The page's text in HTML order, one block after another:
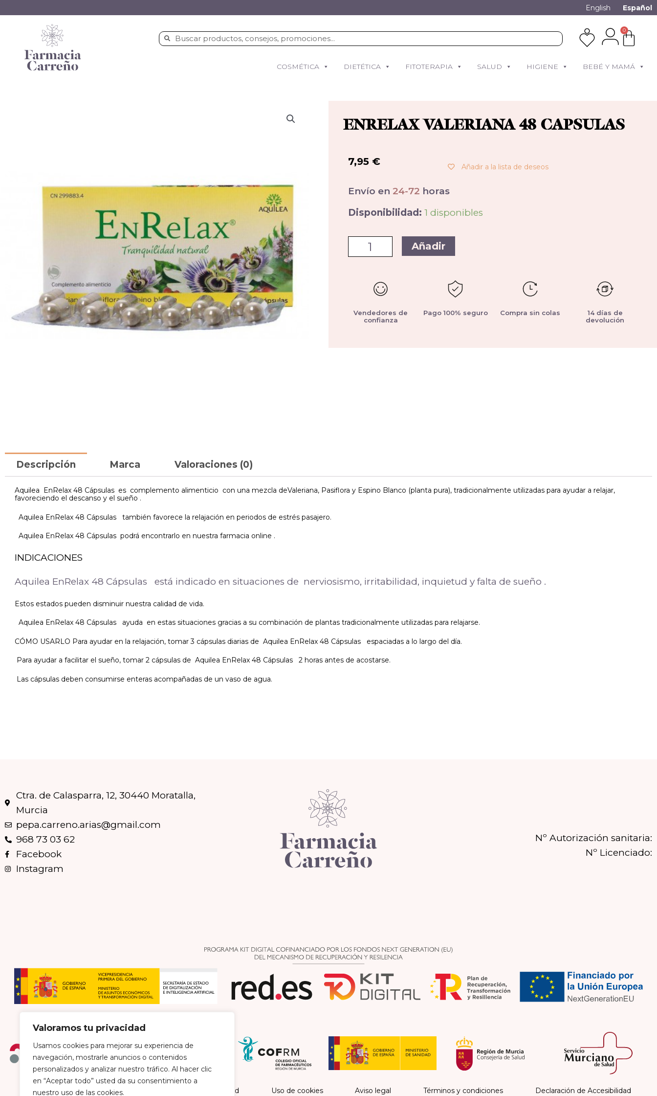
Valoramos tu privacidad
Usamos cookies para mejorar su experiencia de
navegación, mostrarle anuncios o contenidos
personalizados y analizar nuestro tráfico. Al hacer clic
en “Aceptar todo” usted da su consentimiento a
nuestro uso de las cookies.
English Español
0
COSMÉTICA DIETÉTICA FITOTERAPIA SALUD HIGIENE BEBÉ Y MAMÁ
ENRELAX VALERIANA 48 CAPSULAS
7,95 € Añadir a la lista de deseos
Envío en 24-72 horas
Disponibilidad: 1 disponibles
Añadir
Vendedores de
confianza
Pago 100% seguro Compra sin colas
14 días de
devolución
Descripción Marca Valoraciones (0)
Aquilea EnRelax 48 Cápsulas es complemento alimenticio con una mezcla deValeriana, Pasiflora y Espino Blanco (planta pura), tradicionalmente utilizadas para ayudar a relajar,
favoreciendo el descanso y el sueño .
Aquilea EnRelax 48 Cápsulas también favorece la relajación en periodos de estrés pasajero.
Aquilea EnRelax 48 Cápsulas podrá encontrarlo en nuestra farmacia online .
INDICACIONES
Aquilea EnRelax 48 Cápsulas está indicado en situaciones de nerviosismo, irritabilidad, inquietud y falta de sueño .
Estos estados pueden disminuir nuestra calidad de vida.
Aquilea EnRelax 48 Cápsulas ayuda en estas situaciones gracias a su combinación de plantas tradicionalmente utilizadas para relajarse.
CÓMO USARLO Para ayudar en la relajación, tomar 3 cápsulas diarias de Aquilea EnRelax 48 Cápsulas espaciadas a lo largo del día.
Para ayudar a facilitar el sueño, tomar 2 cápsulas de Aquilea EnRelax 48 Cápsulas 2 horas antes de acostarse.
Las cápsulas deben consumirse enteras acompañadas de un vaso de agua.
Ctra. de Calasparra, 12, 30440 Moratalla,
Murcia
pepa.carreno.arias@gmail.com
968 73 03 62
Facebook
Instagram
Nº Autorización sanitaria:
Nº Licenciado:
Política de envío y devoluciones Política de privacidad Uso de cookies Aviso legal Términos y condiciones Declaración de Accesibilidad